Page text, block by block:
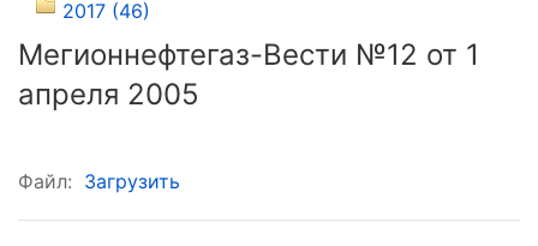
2017 (46)
Мегионнефтегаз-Вести №12 от 1
апреля 2005
Файл: Загрузить